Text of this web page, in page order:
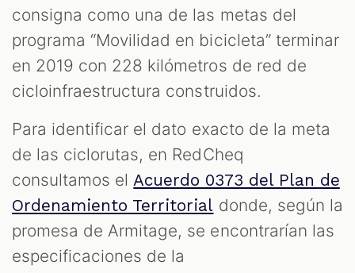
consigna como una de las metas del
programa “Movilidad en bicicleta” terminar
en 2019 con 228 kilómetros de red de
cicloinfraestructura construidos.
Para identificar el dato exacto de la meta
de las ciclorutas, en RedCheq
consultamos el Acuerdo 0373 del Plan de
Ordenamiento Territorial donde, según la
promesa de Armitage, se encontrarían las
especificaciones de la